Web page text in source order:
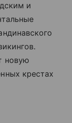
и
новую
крестах